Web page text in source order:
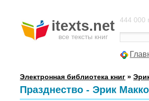
itexts.net
все тексты книг
444 000
Электронная библиотека книг »
Празднество - Эрик